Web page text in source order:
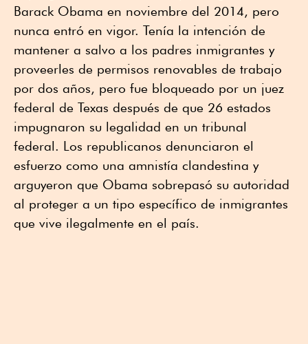
Barack Obama en noviembre del 2014, pero
nunca entró en vigor. Tenía la intención de
mantener a salvo a los padres inmigrantes y
proveerles de permisos renovables de trabajo
por dos años, pero fue bloqueado por un juez
federal de Texas después de que 26 estados
impugnaron su legalidad en un tribunal
federal. Los republicanos denunciaron el
esfuerzo como una amnistía clandestina y
arguyeron que Obama sobrepasó su autoridad
al proteger a un tipo específico de inmigrantes
que vive ilegalmente en el país.